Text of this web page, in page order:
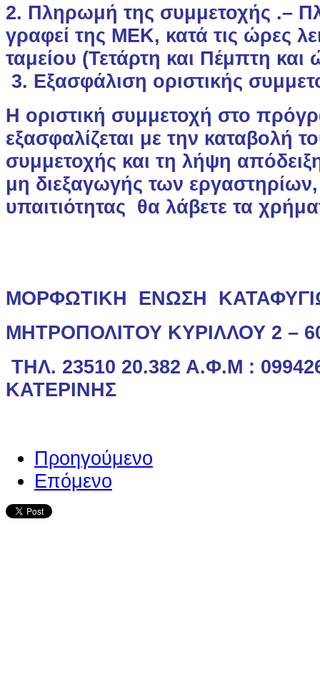
2. Πληρωμή της συμμετοχής .–
γραφεί της ΜΕΚ, κατά τις ώρες
ταμείου (Τετάρτη και Πέμπτη και
3. Εξασφάλιση οριστικής
Η οριστική συμμετοχή στο
εξασφαλίζεται με την καταβολή
συμμετοχής και τη λήψη
μη διεξαγωγής των
υπαιτιότητας θα λάβετε τα
ΜΟΡΦΩΤΙΚΗ ΕΝΩΣΗ
ΜΗΤΡΟΠΟΛΙΤΟΥ ΚΥΡΙΛΛΟΥ 2 –
ΤΗΛ. 23510 20.382 Α.Φ.Μ :
ΚΑΤΕΡΙΝΗΣ
Προηγούμενο
Επόμενο